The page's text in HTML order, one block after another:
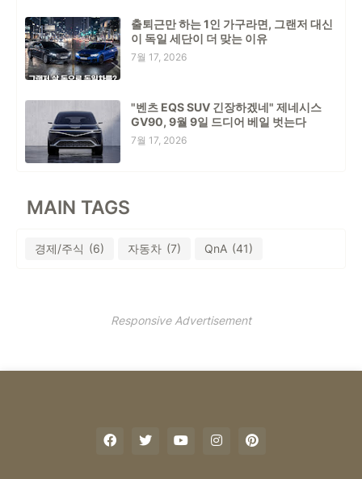
출퇴근만 하는 1인 가구라면, 그랜저 대신
이 독일 세단이 더 맞는 이유
7월 17, 2026
"벤츠 EQS SUV 긴장하겠네" 제네시스
GV90, 9월 9일 드디어 베일 벗는다
7월 17, 2026
MAIN TAGS
경제/주식 (6) 자동차 (7) QnA (41)
Responsive Advertisement